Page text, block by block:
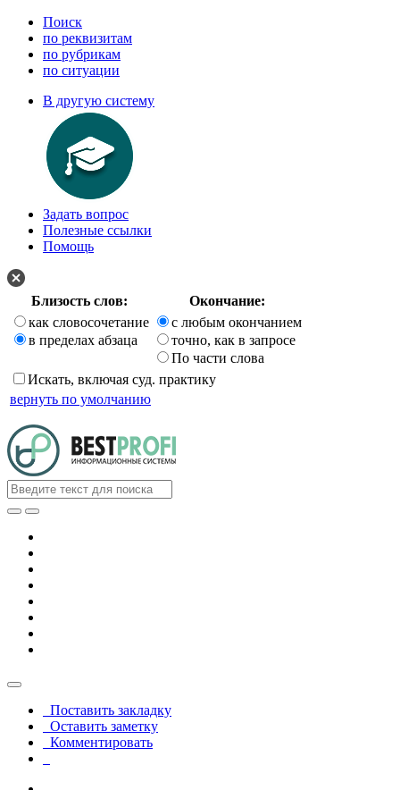
Поиск
по реквизитам
по рубрикам
по ситуации
В другую систему
Задать вопрос
Полезные ссылки
Помощь
Близость слов:
Окончание:
как словосочетание
в пределах абзаца
с любым окончанием
точно, как в запросе
По части слова
Искать, включая суд. практику
вернуть по умолчанию
Поставить закладку
Оставить заметку
Комментировать